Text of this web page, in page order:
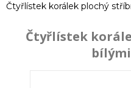
Čtyřlístek korálek plochý
Čtyřlístek